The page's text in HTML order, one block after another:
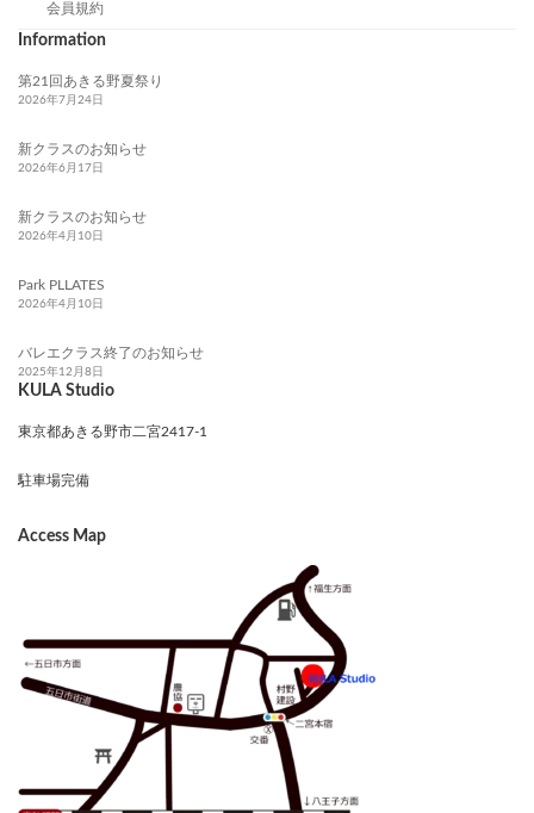
会員規約
Information
第21回あきる野夏祭り
2026年7月24日
新クラスのお知らせ
2026年6月17日
新クラスのお知らせ
2026年4月10日
Park PLLATES
2026年4月10日
バレエクラス終了のお知らせ
2025年12月8日
KULA Studio
東京都あきる野市二宮2417-1
駐車場完備
Access Map